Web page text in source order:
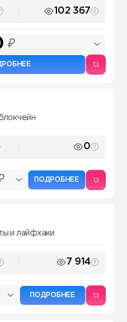
102 367
₽
0
ПОДРОБНЕЕ
и лайфхаки
7 914
ПОДРОБНЕЕ